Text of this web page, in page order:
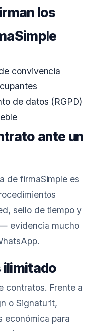
los
convivencia
de datos (RGPD)
ante un
de firmaSimple es
sello de tiempo y
evidencia mucho
ilimitado
contratos. Frente a
o Signaturit,
económica para